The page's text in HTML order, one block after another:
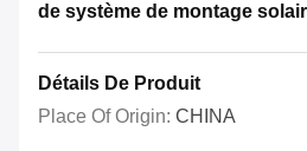
de système de montage
Détails De Produit
Place Of Origin: CHINA